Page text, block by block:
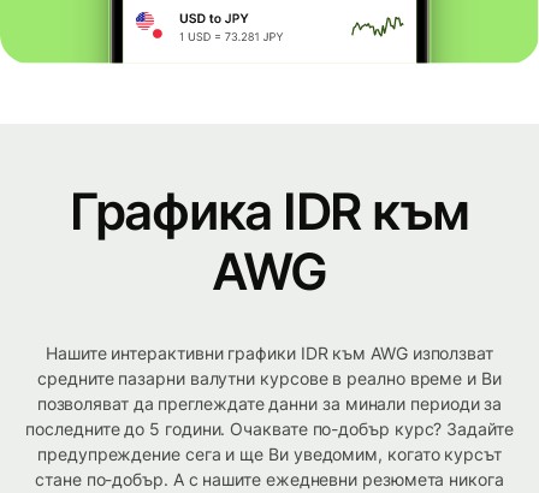
Графика IDR към
AWG
Нашите интерактивни графики IDR към AWG използват
средните пазарни валутни курсове в реално време и Ви
позволяват да преглеждате данни за минали периоди за
последните до 5 години. Очаквате по-добър курс? Задайте
предупреждение сега и ще Ви уведомим, когато курсът
стане по-добър. А с нашите ежедневни резюмета никога